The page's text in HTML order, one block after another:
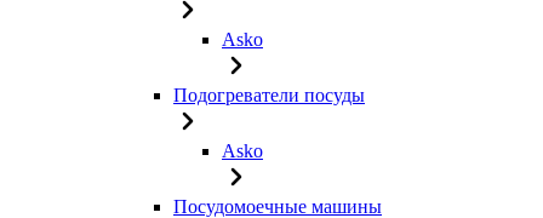
Asko
Подогреватели посуды
Asko
Посудомоечные машины